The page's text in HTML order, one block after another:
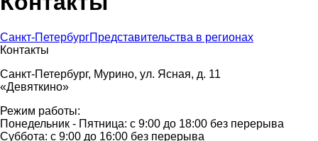
Санкт-ПетербургПредставительства в регионах
Контакты
Санкт-Петербург, Мурино, ул. Ясная, д. 11
«Девяткино»
Режим работы:
Понедельник - Пятница: с 9:00 до 18:00 без перерыва
Суббота: с 9:00 до 16:00 без перерыва